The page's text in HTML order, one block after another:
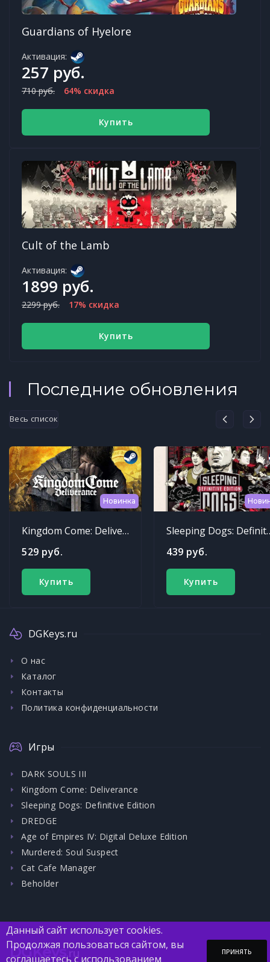
Guardians of Hyelore
Активация:
257 руб.
710 руб. 64% скидка
Купить
Cult of the Lamb
Активация:
1899 руб.
2299 руб. 17% скидка
Купить
Последние обновления
Весь список
Новинка
Kingdom Come: Deliverance
529 руб.
Купить
Sleeping
439 руб.
Купить
DGKeys.ru
О нас
Каталог
Контакты
Политика конфиденциальности
Игры
DARK SOULS III
Kingdom Come: Deliverance
Sleeping Dogs: Definitive Edition
DREDGE
Age of Empires IV: Digital Deluxe Edition
Murdered: Soul Suspect
Cat Cafe Manager
Beholder
DGKeys.ru
Данный сайт использует cookies.
Продолжая пользоваться сайтом, вы
соглашаетесь с использованием
ПРИНЯТЬ